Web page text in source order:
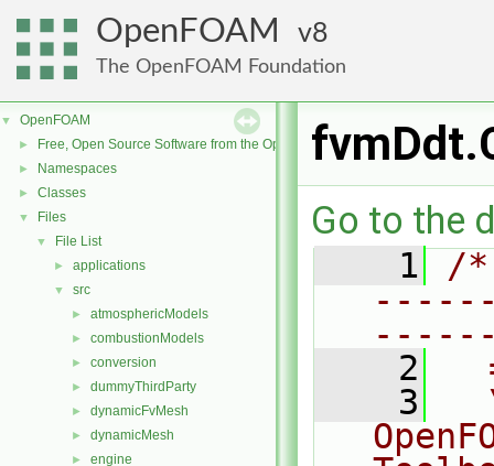
OpenFOAM 8
The OpenFOAM Foundation
▼ OpenFOAM
► Free, Open Source Software from the OpenFOAM Foundation
► Namespaces
► Classes
▼ Files
▼ File List
► applications
▼ src
► atmosphericModels
► combustionModels
► conversion
► dummyThirdParty
► dynamicFvMesh
► dynamicMesh
► engine
Go to the
    1
/
    2
    3